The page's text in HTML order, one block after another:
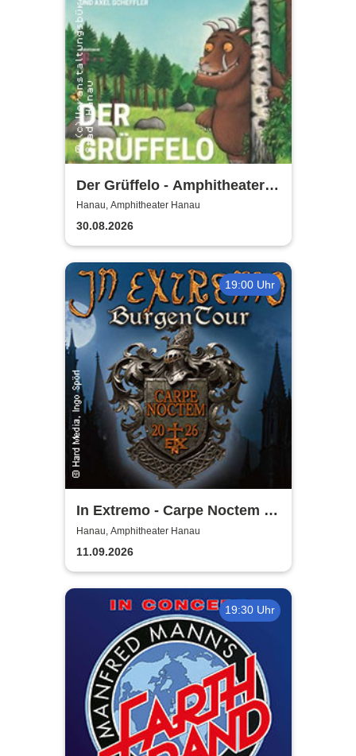
Der Grüffelo - Amphitheater
Hanau
Hanau, Amphitheater Hanau
30.08.2026
19:00 Uhr
In Extremo - Carpe Noctem -
Burgentour 2026
Hanau, Amphitheater Hanau
11.09.2026
19:30 Uhr